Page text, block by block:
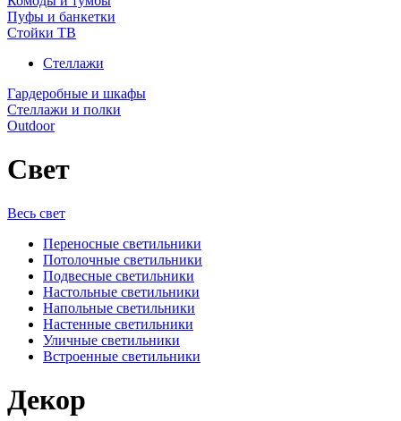
Пуфы и банкетки
Стойки ТВ
Стеллажи
Гардеробные и шкафы
Стеллажи и полки
Outdoor
Свет
Весь свет
Переносные светильники
Потолочные светильники
Подвесные светильники
Настольные светильники
Напольные светильники
Настенные светильники
Уличные светильники
Встроенные светильники
Декор